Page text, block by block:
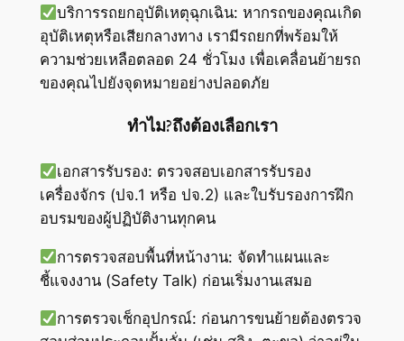
บริการรถยกอุบัติเหตุฉุกเฉิน: หากรถของคุณเกิด
อุบัติเหตุหรือเสียกลางทาง เรามีรถยกที่พร้อมให้
ความช่วยเหลือตลอด 24 ชั่วโมง เพื่อเคลื่อนย้ายรถ
ของคุณไปยังจุดหมายอย่างปลอดภัย
ทำไม?ถึงต้องเลือกเรา
เอกสารรับรอง: ตรวจสอบเอกสารรับรอง
เครื่องจักร (ปจ.1 หรือ ปจ.2) และใบรับรองการฝึก
อบรมของผู้ปฏิบัติงานทุกคน
การตรวจสอบพื้นที่หน้างาน: จัดทำแผนและ
ชี้แจงงาน (Safety Talk) ก่อนเริ่มงานเสมอ
การตรวจเช็กอุปกรณ์: ก่อนการขนย้ายต้องตรวจ